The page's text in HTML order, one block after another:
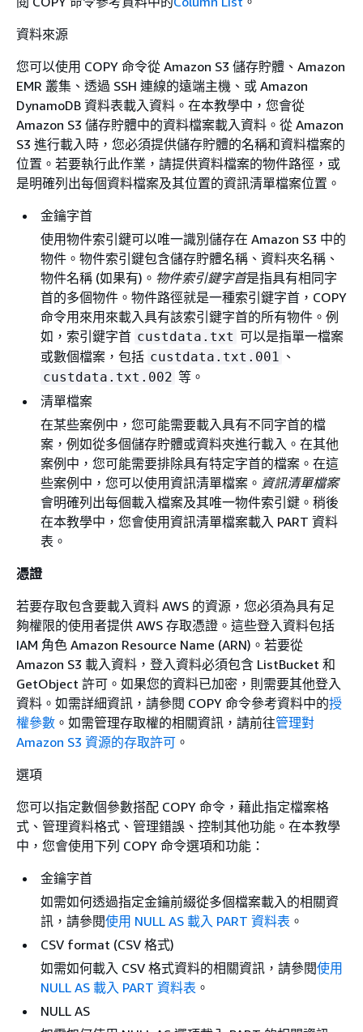
資料來源
您可以使用 COPY 命令從 Amazon S3 儲存貯體、Amazon
EMR 叢集、透過 SSH 連線的遠端主機、或 Amazon
DynamoDB 資料表載入資料。在本教學中，您會從
Amazon S3 儲存貯體中的資料檔案載入資料。從 Amazon
S3 進行載入時，您必須提供儲存貯體的名稱和資料檔案的
位置。若要執行此作業，請提供資料檔案的物件路徑，或
是明確列出每個資料檔案及其位置的資訊清單檔案位置。
金鑰字首
使用物件索引鍵可以唯一識別儲存在 Amazon S3 中的
物件。物件索引鍵包含儲存貯體名稱、資料夾名稱、
物件名稱 (如果有)。 物件索引鍵字首是指具有相同字
首的多個物件。物件路徑就是一種索引鍵字首，COPY
命令用來用來載入具有該索引鍵字首的所有物件。例
如，索引鍵字首 custdata.txt 可以是指單一檔案
或數個檔案，包括 custdata.txt.001 、
custdata.txt.002 等。
清單檔案
在某些案例中，您可能需要載入具有不同字首的檔
案，例如從多個儲存貯體或資料夾進行載入。在其他
案例中，您可能需要排除具有特定字首的檔案。在這
些案例中，您可以使用資訊清單檔案。 資訊清單檔案
會明確列出每個載入檔案及其唯一物件索引鍵。稍後
在本教學中，您會使用資訊清單檔案載入 PART 資料
表。
憑證
若要存取包含要載入資料 AWS 的資源，您必須為具有足
夠權限的使用者提供 AWS 存取憑證。這些登入資料包括
IAM 角色 Amazon Resource Name (ARN)。若要從
Amazon S3 載入資料，登入資料必須包含 ListBucket 和
GetObject 許可。如果您的資料已加密，則需要其他登入
資料。如需詳細資訊，請參閱 COPY 命令參考資料中的授
權參數 。如需管理存取權的相關資訊，請前往管理對
Amazon S3 資源的存取許可 。
選項
您可以指定數個參數搭配 COPY 命令，藉此指定檔案格
式、管理資料格式、管理錯誤、控制其他功能。在本教學
中，您會使用下列 COPY 命令選項和功能：
金鑰字首
如需如何透過指定金鑰前綴從多個檔案載入的相關資
訊，請參閱使用 NULL AS 載入 PART 資料表 。
CSV format (CSV 格式)
如需如何載入 CSV 格式資料的相關資訊，請參閱使用
NULL AS 載入 PART 資料表 。
NULL AS